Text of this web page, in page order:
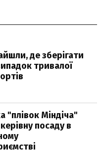
де зберігати
тривалої
"плівок Міндіча"
посаду в